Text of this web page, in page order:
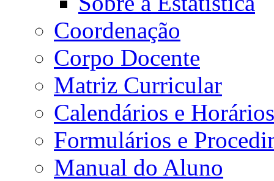
Coordenação
Corpo Docente
Matriz Curricular
Calendários e Horários
Formulários e
Manual do Aluno